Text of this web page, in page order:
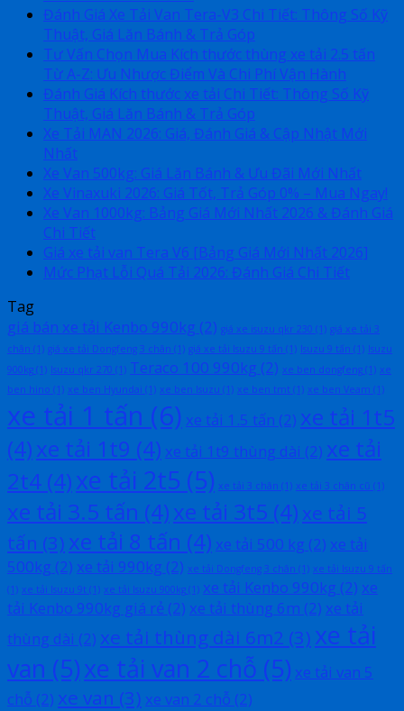
Đánh Giá Xe Tải Van Tera-V3 Chi Tiết: Thông Số Kỹ
Thuật, Giá Lăn Bánh & Trả Góp
Tư Vấn Chọn Mua Kích thước thùng xe tải 2.5 tấn
Từ A-Z: Ưu Nhược Điểm Và Chi Phí Vận Hành
Đánh Giá Kích thước xe tải Chi Tiết: Thông Số Kỹ
Thuật, Giá Lăn Bánh & Trả Góp
Xe Tải MAN 2026: Giá, Đánh Giá & Cập Nhật Mới
Nhất
Xe Van 500kg: Giá Lăn Bánh & Ưu Đãi Mới Nhất
Xe Vinaxuki 2026: Giá Tốt, Trả Góp 0% – Mua Ngay!
Xe Van 1000kg: Bảng Giá Mới Nhất 2026 & Đánh Giá
Chi Tiết
Giá xe tải van Tera V6 [Bảng Giá Mới Nhất 2026]
Mức Phạt Lỗi Quá Tải 2026: Đánh Giá Chi Tiết
Tag
giá bán xe tải Kenbo 990kg (2) giá xe isuzu qkr 230 (1) giá xe tải 3
chân (1) giá xe tải Dongfeng 3 chân (1) giá xe tải Isuzu 9 tấn (1) Isuzu 9 tấn (1) Isuzu
900kg (1) Isuzu qkr 270 (1) Teraco 100 990kg (2) xe ben dongfeng (1) xe
ben hino (1) xe ben Hyundai (1) xe ben Isuzu (1) xe ben tmt (1) xe ben Veam (1)
xe tải 1 tấn (6) xe tải 1.5 tấn (2) xe tải 1t5
(4)xe tải 1t9 (4) xe tải 1t9 thùng dài (2) xe tải
2t4 (4)xe tải 2t5 (5) xe tải 3 chân (1) xe tải 3 chân cũ (1)
xe tải 3.5 tấn (4)xe tải 3t5 (4) xe tải 5
tấn (3) xe tải 8 tấn (4) xe tải 500 kg (2) xe tải
500kg (2) xe tải 990kg (2) xe tải Dongfeng 3 chân (1) xe tải Isuzu 9 tấn
(1) xe tải Isuzu 9t (1) xe tải Isuzu 900kg (1) xe tải Kenbo 990kg (2) xe
tải Kenbo 990kg giá rẻ (2) xe tải thùng 6m (2) xe tải
thùng dài (2) xe tải thùng dài 6m2 (3) xe tải
van (5)xe tải van 2 chỗ (5) xe tải van 5
chỗ (2) xe van (3) xe van 2 chỗ (2)